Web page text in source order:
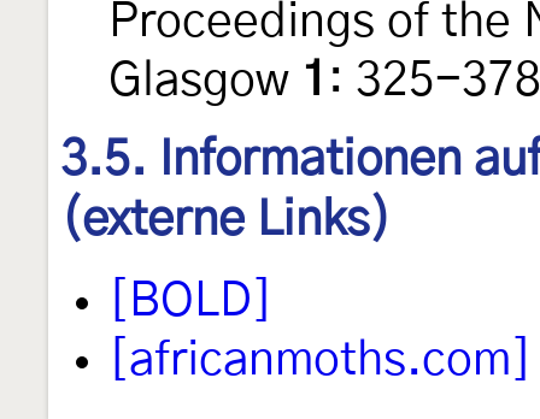
Proceedings of the
Glasgow 1 : 325-
3.5. Informationen
(externe Links)
[BOLD]
[africanmoths.com]